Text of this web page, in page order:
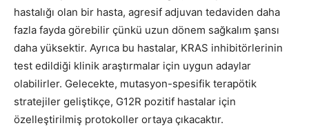
hastalığı olan bir hasta, agresif adjuvan tedaviden daha
fazla fayda görebilir çünkü uzun dönem sağkalım şansı
daha yüksektir. Ayrıca bu hastalar, KRAS inhibitörlerinin
test edildiği klinik araştırmalar için uygun adaylar
olabilirler. Gelecekte, mutasyon-spesifik terapötik
stratejiler geliştikçe, G12R pozitif hastalar için
özelleştirilmiş protokoller ortaya çıkacaktır.